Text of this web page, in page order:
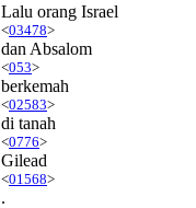
Lalu orang Israel
<03478>
dan Absalom
<053>
berkemah
<02583>
di tanah
<0776>
Gilead
<01568>
.